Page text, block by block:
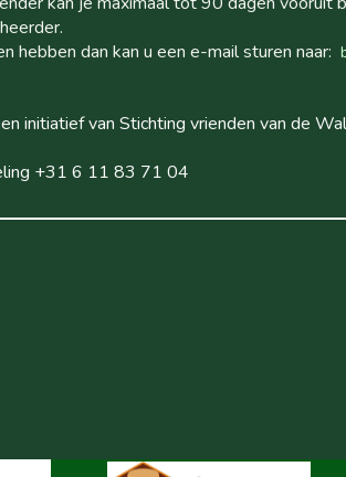
hebben dan kan u een e-mail sturen naar:
initiatief van Stichting vrienden van de
+31 6 11 83 71 04